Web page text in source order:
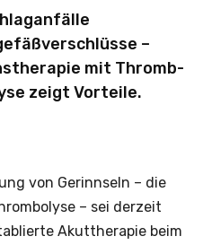
–
mit Thromb­
zeigt Vorteile.
von Gerinnseln – die
– sei derzeit
Akuttherapie beim